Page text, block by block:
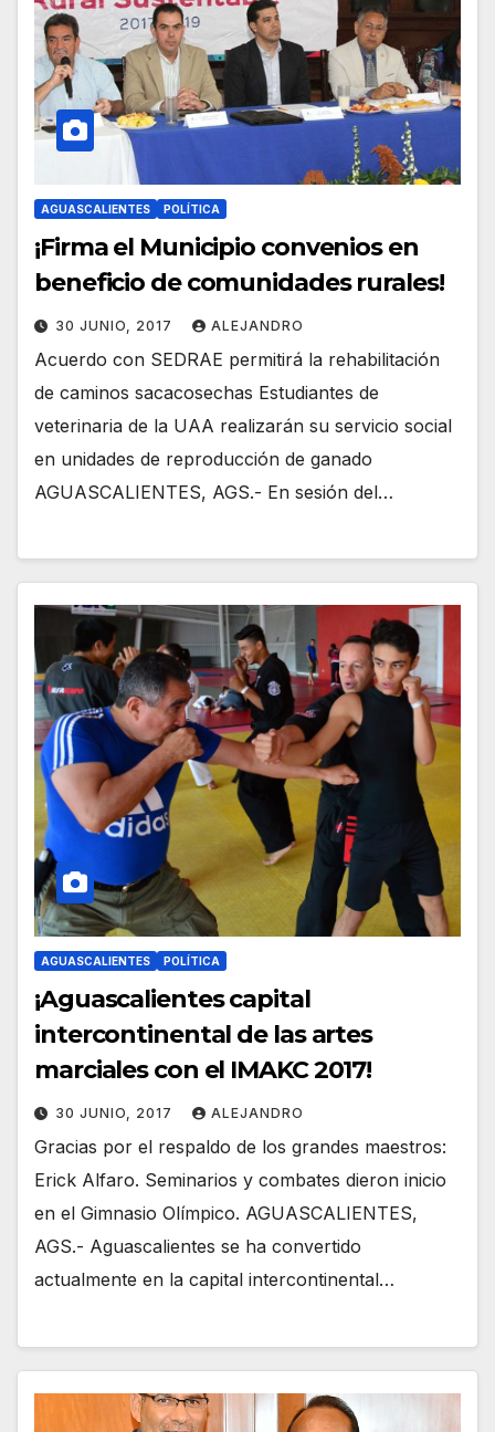
AGUASCALIENTES POLÍTICA
¡Firma el Municipio convenios en
beneficio de comunidades rurales!
30 JUNIO, 2017 ALEJANDRO
Acuerdo con SEDRAE permitirá la rehabilitación
de caminos sacacosechas Estudiantes de
veterinaria de la UAA realizarán su servicio social
en unidades de reproducción de ganado
AGUASCALIENTES, AGS.- En sesión del…
AGUASCALIENTES POLÍTICA
¡Aguascalientes capital
intercontinental de las artes
marciales con el IMAKC 2017!
30 JUNIO, 2017 ALEJANDRO
Gracias por el respaldo de los grandes maestros:
Erick Alfaro. Seminarios y combates dieron inicio
en el Gimnasio Olímpico. AGUASCALIENTES,
AGS.- Aguascalientes se ha convertido
actualmente en la capital intercontinental…